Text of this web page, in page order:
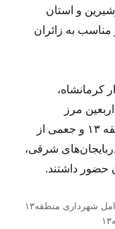
و استان
به زائران
کرمانشاه،
مرز
خسروی، مدیران شهری شهرداری منطقه ۱۳ و جعمی از
معین آذربایجان‌های شرقی،
حضور داشتند.
آمادگی کامل شهرداری منطقه۱۳